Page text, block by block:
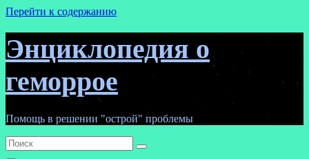
Перейти к содержанию
Энциклопедия о
геморрое
Помощь в решении "острой" проблемы